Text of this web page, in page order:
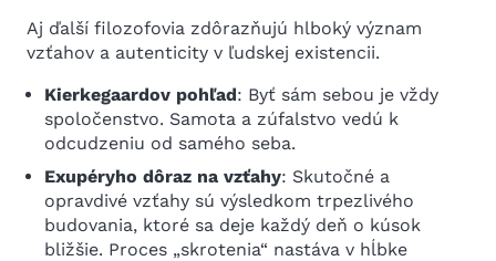
Aj ďalší filozofovia zdôrazňujú hlboký význam
vzťahov a autenticity v ľudskej existencii.
Kierkegaardov pohľad: Byť sám sebou je vždy
spoločenstvo. Samota a zúfalstvo vedú k
odcudzeniu od samého seba.
Exupéryho dôraz na vzťahy: Skutočné a
opravdivé vzťahy sú výsledkom trpezlivého
budovania, ktoré sa deje každý deň o kúsok
bližšie. Proces „skrotenia“ nastáva v hĺbke